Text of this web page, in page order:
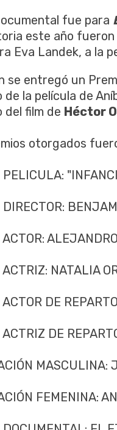
fue para
este año fueron
Eva Landek, a la
se entregó un
de la película de
del film de Héctor
otorgados
PELICULA:
DIRECTOR:
ACTOR:
ACTRIZ: NATALIA
ACTOR DE
ACTRIZ DE
MASCULINA:
FEMENINA: